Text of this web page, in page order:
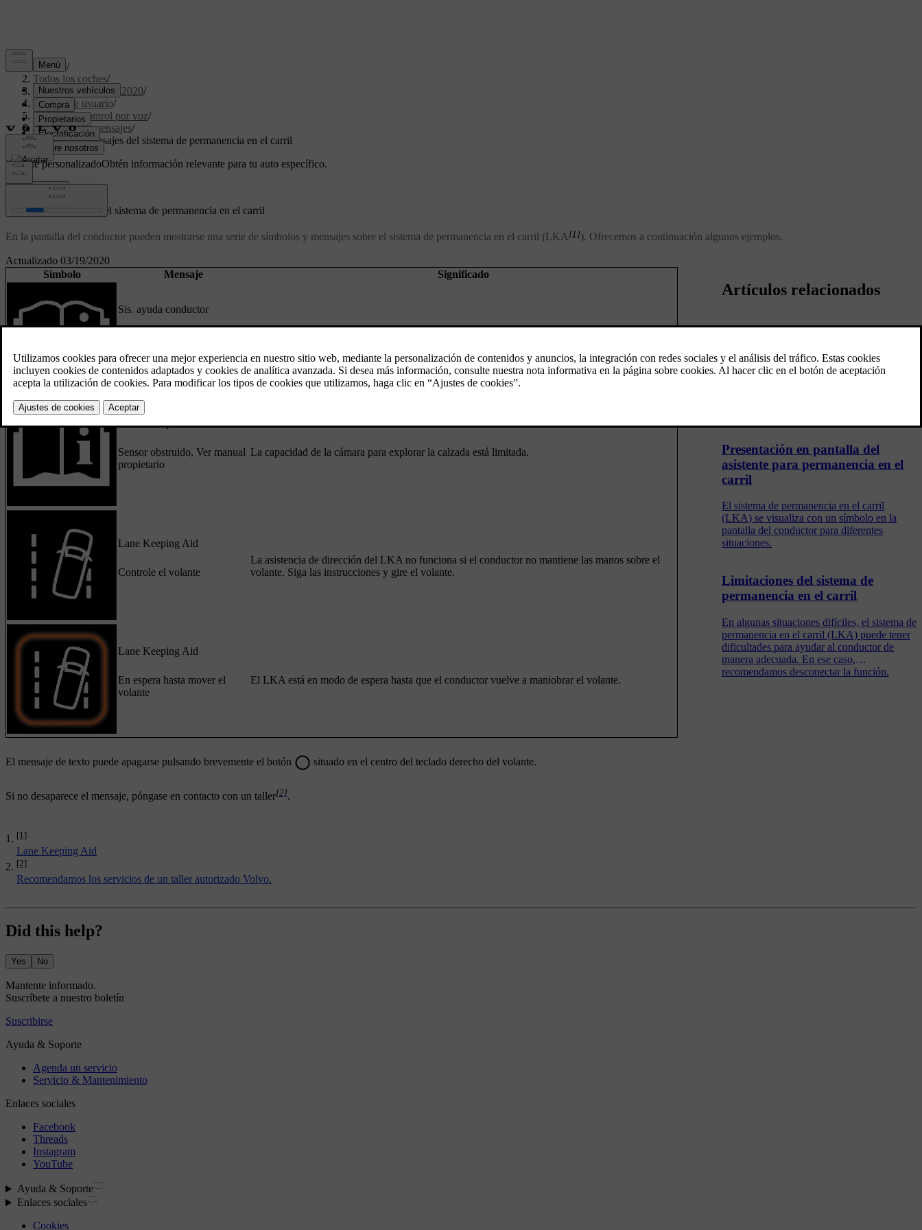
Soporte/
Todos los coches/
XC40 Twin Engine 2020/
Manual de usuario/
Pantallas y control por voz/
Símbolos y mensajes/
Símbolos y mensajes del sistema de permanencia en el carril
Soporte personalizadoObtén información relevante para tu auto específico.
Iniciar sesión
Actualizado 03/19/2020
Símbolos y mensajes del sistema de permanencia en el carril
En la pantalla del conductor pueden mostrarse una serie de símbolos y mensajes sobre el sistema de permanencia en el carril (LKA[1]). Ofrecemos a continuación algunos ejemplos.
Símbolo Mensaje Significado
Sis. ayuda conductor
Sensor del parabrisas
Sensor obstruido, Ver manual
propietario
La capacidad de la cámara para explorar la calzada está limitada.
Lane Keeping Aid
Controle el volante
La asistencia de dirección del LKA no funciona si el conductor no mantiene las manos sobre el
volante. Siga las instrucciones y gire el volante.
Lane Keeping Aid
En espera hasta mover el
volante
El LKA está en modo de espera hasta que el conductor vuelve a maniobrar el volante.
El mensaje de texto puede apagarse pulsando brevemente el botón situado en el centro del teclado derecho del volante.
Si no desaparece el mensaje, póngase en contacto con un taller[2].
[1]
Lane Keeping Aid
[2]
Recomendamos los servicios de un taller autorizado Volvo.
Artículos relacionados
El asistente de carril (LKA) se encarga de
Presentación en pantalla del
asistente para permanencia en el
carril
El sistema de permanencia en el carril
(LKA) se visualiza con un símbolo en la
pantalla del conductor para diferentes
situaciones.
Limitaciones del sistema de
permanencia en el carril
En algunas situaciones difíciles, el sistema de
permanencia en el carril (LKA) puede tener
dificultades para ayudar al conductor de
manera adecuada. En ese caso,
recomendamos desconectar la función.
Did this help?
Yes No